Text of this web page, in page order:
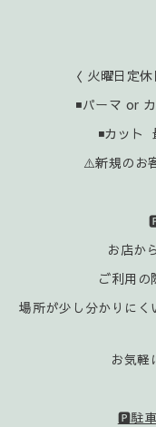
〈 火曜日定
◾パーマ or
◾カット
⚠️新規のお
お店か
ご利用の
場所が少し分かりにく
お気軽
🅿️駐車